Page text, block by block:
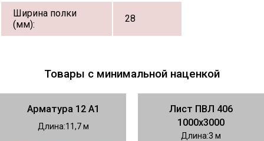
Ширина полки
(мм):
28
Товары с минимальной наценкой
Арматура 12 А1
Длина 11,7
Лист ПВЛ 406
1000х3000
Длина 3